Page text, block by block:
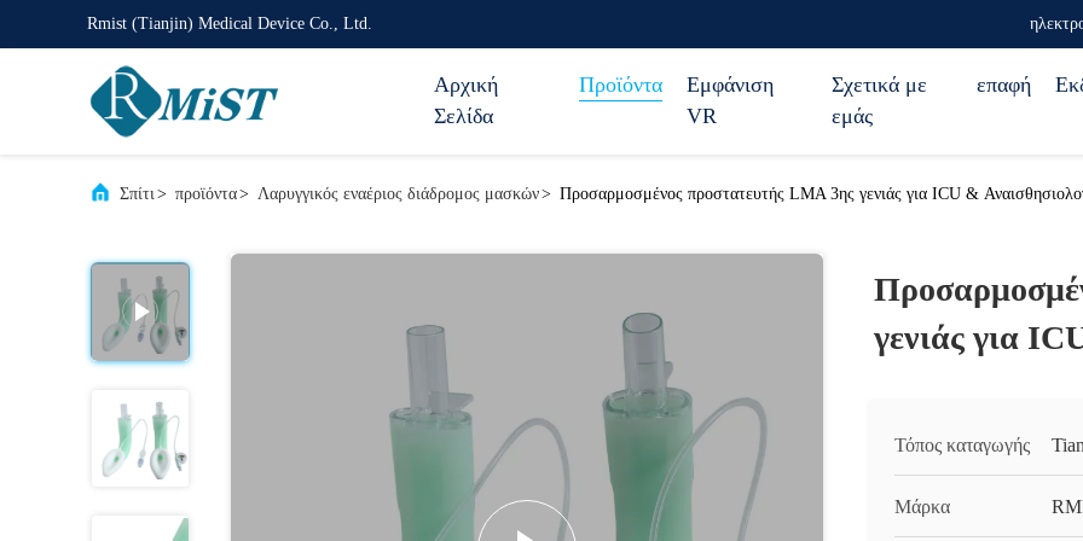
Rmist (Tianjin) Medical Device Co., Ltd.
Αρχική
Σελίδα
Προϊόντα
Εμφάνιση
VR
Σχετικά με
εμάς
επαφή
Σπίτι> προϊόντα> Λαρυγγικός εναέριος διάδρομος μασκών> Προσαρμοσμένος προστατευτής LMA 3ης γενιάς για ICU &
γενιάς για
Τόπος καταγωγής
Μάρκα